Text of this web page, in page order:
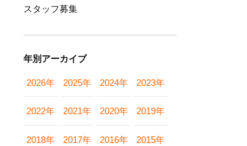
スタッフ募集
年別アーカイブ
2026年 2025年 2024年 2023年
2022年 2021年 2020年 2019年
2018年 2017年 2016年 2015年